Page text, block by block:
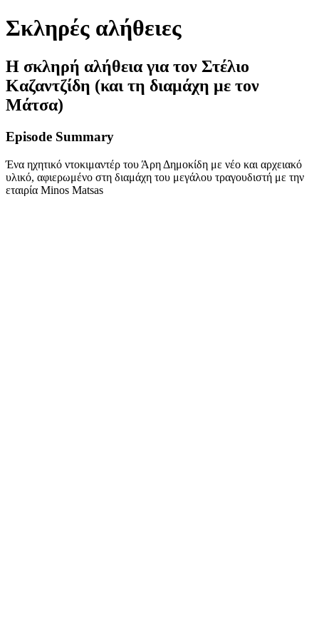
Σκληρές αλήθειες
Η σκληρή αλήθεια για τον Στέλιο
Καζαντζίδη (και τη διαμάχη με τον
Μάτσα)
Episode Summary
Ένα ηχητικό ντοκιμαντέρ του Άρη Δημοκίδη με νέο και αρχειακό
υλικό, αφιερωμένο στη διαμάχη του μεγάλου τραγουδιστή με την
εταιρία Minos Matsas